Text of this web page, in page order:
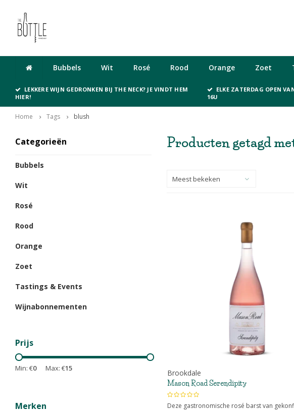
Bubbels Wit Rosé Rood Orange Zoet
LEKKERE WIJN GEDRONKEN BIJ THE NECK? JE VINDT HEM
HIER!
ELKE ZATERDAG OPEN
16U
Home Tags blush
Categorieën
Bubbels
Wit
Rosé
Rood
Orange
Zoet
Tastings & Events
Wijnabonnementen
Prijs
Min: €0 Max: €15
Merken
Producten getagd
Meest bekeken
Brookdale
Mason Road Serendipity
Deze gastronomische rosé barst van